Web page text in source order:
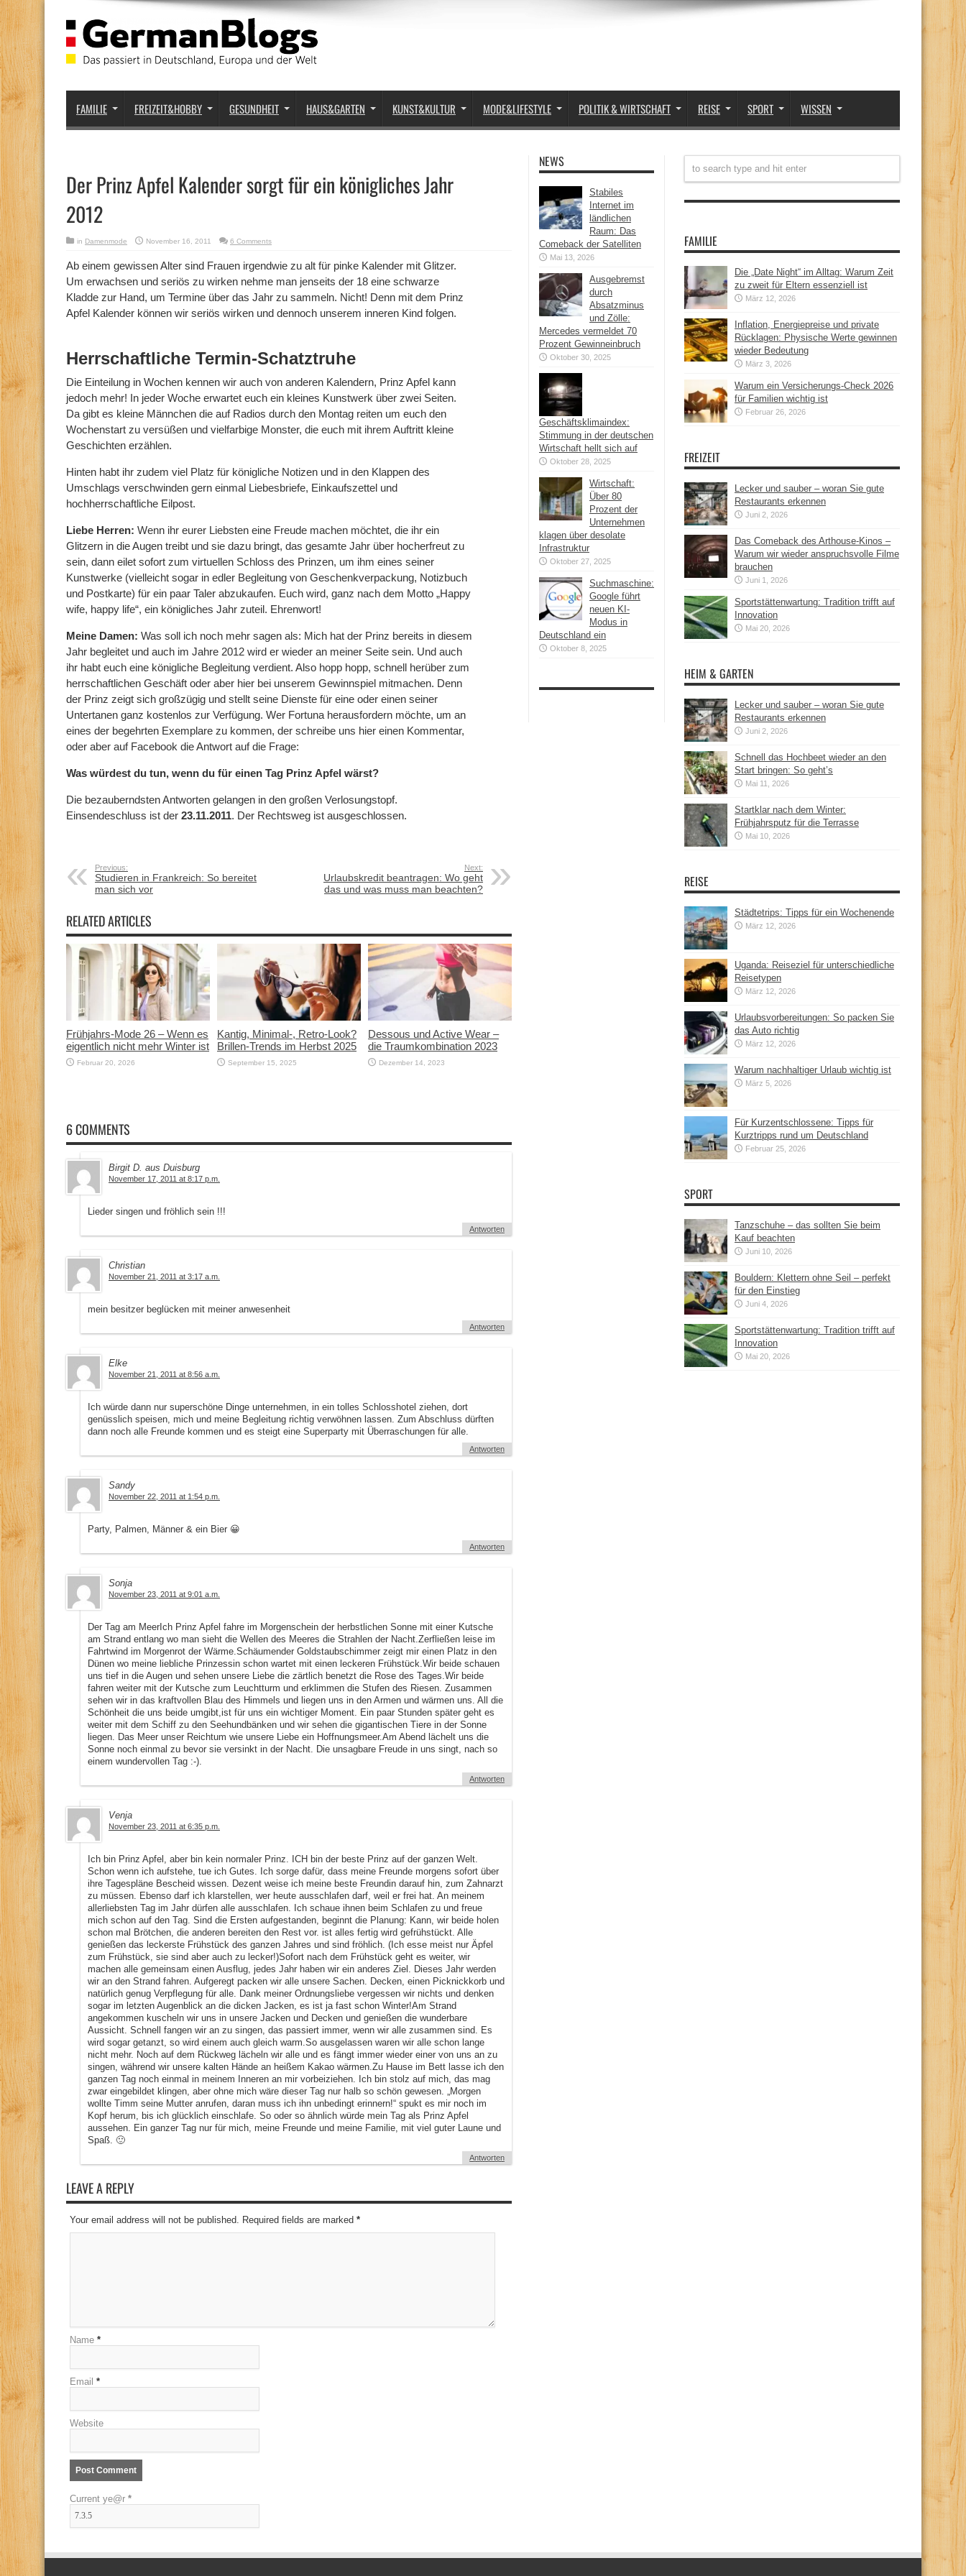
FAMILIE FREIZEIT&HOBBY GESUNDHEIT HAUS&GARTEN KUNST&KULTUR MODE&LIFESTYLE POLITIK & WIRTSCHAFT REISE SPORT WISSEN
Der Prinz Apfel Kalender sorgt für ein königliches Jahr
2012
in Damenmode November 16, 2011 6 Comments
Ab einem gewissen Alter sind Frauen irgendwie zu alt für pinke Kalender mit Glitzer.
Um erwachsen und seriös zu wirken nehme man jenseits der 18 eine schwarze
Kladde zur Hand, um Termine über das Jahr zu sammeln. Nicht! Denn mit dem Prinz
Apfel Kalender können wir seriös wirken und dennoch unserem inneren Kind folgen.
Herrschaftliche Termin-Schatztruhe
Die Einteilung in Wochen kennen wir auch von anderen Kalendern, Prinz Apfel kann
jedoch mehr! In jeder Woche erwartet euch ein kleines Kunstwerk über zwei Seiten.
Da gibt es kleine Männchen die auf Radios durch den Montag reiten um euch den
Wochenstart zu versüßen und vielfarbige Monster, die euch mit ihrem Auftritt kleine
Geschichten erzählen.
Hinten habt ihr zudem viel Platz für königliche Notizen und in den Klappen des
Umschlags verschwinden gern einmal Liebesbriefe, Einkaufszettel und
hochherrschaftliche Eilpost.
Liebe Herren: Wenn ihr eurer Liebsten eine Freude machen möchtet, die ihr ein
Glitzern in die Augen treibt und sie dazu bringt, das gesamte Jahr über hocherfreut zu
sein, dann eilet sofort zum virtuellen Schloss des Prinzen, um ihm eines seiner
Kunstwerke (vielleicht sogar in edler Begleitung von Geschenkverpackung, Notizbuch
und Postkarte) für ein paar Taler abzukaufen. Euch wird, ganz nach dem Motto „Happy
wife, happy life“, ein königliches Jahr zuteil. Ehrenwort!
Meine Damen: Was soll ich noch mehr sagen als: Mich hat der Prinz bereits in diesem
Jahr begleitet und auch im Jahre 2012 wird er wieder an meiner Seite sein. Und auch
ihr habt euch eine königliche Begleitung verdient. Also hopp hopp, schnell herüber zum
herrschaftlichen Geschäft oder aber hier bei unserem Gewinnspiel mitmachen. Denn
der Prinz zeigt sich großzügig und stellt seine Dienste für eine oder einen seiner
Untertanen ganz kostenlos zur Verfügung. Wer Fortuna herausfordern möchte, um an
eines der begehrten Exemplare zu kommen, der schreibe uns hier einen Kommentar,
oder aber auf Facebook die Antwort auf die Frage:
Was würdest du tun, wenn du für einen Tag Prinz Apfel wärst?
Die bezauberndsten Antworten gelangen in den großen Verlosungstopf.
Einsendeschluss ist der 23.11.2011. Der Rechtsweg ist ausgeschlossen.
Previous:
Studieren in Frankreich: So bereitet
man sich vor
Next:
Urlaubskredit beantragen: Wo geht
das und was muss man beachten?
RELATED ARTICLES
Frühjahrs-Mode 26 – Wenn es
eigentlich nicht mehr Winter ist
Februar 20, 2026
Kantig, Minimal-, Retro-Look?
Brillen-Trends im Herbst 2025
September 15, 2025
Dessous und Active Wear –
die Traumkombination 2023
Dezember 14, 2023
6 COMMENTS
Birgit D. aus Duisburg
November 17, 2011 at 8:17 p.m.
Lieder singen und fröhlich sein !!!
Antworten
Christian
November 21, 2011 at 3:17 a.m.
mein besitzer beglücken mit meiner anwesenheit
Antworten
Elke
November 21, 2011 at 8:56 a.m.
Ich würde dann nur superschöne Dinge unternehmen, in ein tolles Schlosshotel ziehen, dort
genüsslich speisen, mich und meine Begleitung richtig verwöhnen lassen. Zum Abschluss dürften
dann noch alle Freunde kommen und es steigt eine Superparty mit Überraschungen für alle.
Antworten
Sandy
November 22, 2011 at 1:54 p.m.
Party, Palmen, Männer & ein Bier 😀
Antworten
Sonja
November 23, 2011 at 9:01 a.m.
Der Tag am MeerIch Prinz Apfel fahre im Morgenschein der herbstlichen Sonne mit einer Kutsche
am Strand entlang wo man sieht die Wellen des Meeres die Strahlen der Nacht.Zerfließen leise im
Fahrtwind im Morgenrot der Wärme.Schäumender Goldstaubschimmer zeigt mir einen Platz in den
Dünen wo meine liebliche Prinzessin schon wartet mit einen leckeren Frühstück.Wir beide schauen
uns tief in die Augen und sehen unsere Liebe die zärtlich benetzt die Rose des Tages.Wir beide
fahren weiter mit der Kutsche zum Leuchtturm und erklimmen die Stufen des Riesen. Zusammen
sehen wir in das kraftvollen Blau des Himmels und liegen uns in den Armen und wärmen uns. All die
Schönheit die uns beide umgibt,ist für uns ein wichtiger Moment. Ein paar Stunden später geht es
weiter mit dem Schiff zu den Seehundbänken und wir sehen die gigantischen Tiere in der Sonne
liegen. Das Meer unser Reichtum wie unsere Liebe ein Hoffnungsmeer.Am Abend lächelt uns die
Sonne noch einmal zu bevor sie versinkt in der Nacht. Die unsagbare Freude in uns singt, nach so
einem wundervollen Tag :-).
Antworten
Venja
November 23, 2011 at 6:35 p.m.
Ich bin Prinz Apfel, aber bin kein normaler Prinz. ICH bin der beste Prinz auf der ganzen Welt.
Schon wenn ich aufstehe, tue ich Gutes. Ich sorge dafür, dass meine Freunde morgens sofort über
ihre Tagespläne Bescheid wissen. Dezent weise ich meine beste Freundin darauf hin, zum Zahnarzt
zu müssen. Ebenso darf ich klarstellen, wer heute ausschlafen darf, weil er frei hat. An meinem
allerliebsten Tag im Jahr dürfen alle ausschlafen. Ich schaue ihnen beim Schlafen zu und freue
mich schon auf den Tag. Sind die Ersten aufgestanden, beginnt die Planung: Kann, wir beide holen
schon mal Brötchen, die anderen bereiten den Rest vor. ist alles fertig wird gefrühstückt. Alle
genießen das leckerste Frühstück des ganzen Jahres und sind fröhlich. (Ich esse meist nur Äpfel
zum Frühstück, sie sind aber auch zu lecker!)Sofort nach dem Frühstück geht es weiter, wir
machen alle gemeinsam einen Ausflug, jedes Jahr haben wir ein anderes Ziel. Dieses Jahr werden
wir an den Strand fahren. Aufgeregt packen wir alle unsere Sachen. Decken, einen Picknickkorb und
natürlich genug Verpflegung für alle. Dank meiner Ordnungsliebe vergessen wir nichts und denken
sogar im letzten Augenblick an die dicken Jacken, es ist ja fast schon Winter!Am Strand
angekommen kuscheln wir uns in unsere Jacken und Decken und genießen die wunderbare
Aussicht. Schnell fangen wir an zu singen, das passiert immer, wenn wir alle zusammen sind. Es
wird sogar getanzt, so wird einem auch gleich warm.So ausgelassen waren wir alle schon lange
nicht mehr. Noch auf dem Rückweg lächeln wir alle und es fängt immer wieder einer von uns an zu
singen, während wir unsere kalten Hände an heißem Kakao wärmen.Zu Hause im Bett lasse ich den
ganzen Tag noch einmal in meinem Inneren an mir vorbeiziehen. Ich bin stolz auf mich, das mag
zwar eingebildet klingen, aber ohne mich wäre dieser Tag nur halb so schön gewesen. „Morgen
wollte Timm seine Mutter anrufen, daran muss ich ihn unbedingt erinnern!“ spukt es mir noch im
Kopf herum, bis ich glücklich einschlafe. So oder so ähnlich würde mein Tag als Prinz Apfel
aussehen. Ein ganzer Tag nur für mich, meine Freunde und meine Familie, mit viel guter Laune und
Spaß. 🙂
Antworten
LEAVE A REPLY
Your email address will not be published. Required fields are marked *
Name *
Email *
Website
Current ye@r *
NEWS
Stabiles
Internet im
ländlichen
Raum: Das
Comeback der Satelliten
Mai 13, 2026
Ausgebremst
durch
Absatzminus
und Zölle:
Mercedes vermeldet 70
Prozent Gewinneinbruch
Oktober 30, 2025
Geschäftsklimaindex:
Stimmung in der deutschen
Wirtschaft hellt sich auf
Oktober 28, 2025
Wirtschaft:
Über 80
Prozent der
Unternehmen
klagen über desolate
Infrastruktur
Oktober 27, 2025
Suchmaschine:
Google führt
neuen KI-
Modus in
Deutschland ein
Oktober 8, 2025
FAMILIE
Die „Date Night“ im Alltag: Warum Zeit
zu zweit für Eltern essenziell ist
März 12, 2026
Inflation, Energiepreise und private
Rücklagen: Physische Werte gewinnen
wieder Bedeutung
März 3, 2026
Warum ein Versicherungs-Check 2026
für Familien wichtig ist
Februar 26, 2026
FREIZEIT
Lecker und sauber – woran Sie gute
Restaurants erkennen
Juni 2, 2026
Das Comeback des Arthouse-Kinos –
Warum wir wieder anspruchsvolle Filme
brauchen
Juni 1, 2026
Sportstättenwartung: Tradition trifft auf
Innovation
Mai 20, 2026
HEIM & GARTEN
Lecker und sauber – woran Sie gute
Restaurants erkennen
Juni 2, 2026
Schnell das Hochbeet wieder an den
Start bringen: So geht’s
Mai 11, 2026
Startklar nach dem Winter:
Frühjahrsputz für die Terrasse
Mai 10, 2026
REISE
Städtetrips: Tipps für ein Wochenende
März 12, 2026
Uganda: Reiseziel für unterschiedliche
Reisetypen
März 12, 2026
Urlaubsvorbereitungen: So packen Sie
das Auto richtig
März 12, 2026
Warum nachhaltiger Urlaub wichtig ist
März 5, 2026
Für Kurzentschlossene: Tipps für
Kurztripps rund um Deutschland
Februar 25, 2026
SPORT
Tanzschuhe – das sollten Sie beim
Kauf beachten
Juni 10, 2026
Bouldern: Klettern ohne Seil – perfekt
für den Einstieg
Juni 4, 2026
Sportstättenwartung: Tradition trifft auf
Innovation
Mai 20, 2026